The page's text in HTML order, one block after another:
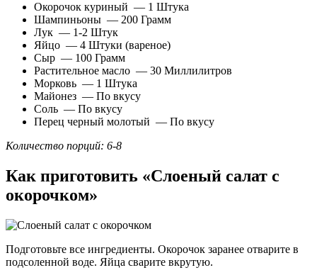
Окорочок куриный — 1 Штука
Шампиньоны — 200 Грамм
Лук — 1-2 Штук
Яйцо — 4 Штуки (вареное)
Сыр — 100 Грамм
Растительное масло — 30 Миллилитров
Морковь — 1 Штука
Майонез — По вкусу
Соль — По вкусу
Перец черный молотый — По вкусу
Количество порций: 6-8
Как приготовить «Слоеный салат с
окорочком»
Подготовьте все ингредиенты. Окорочок заранее отварите в
подсоленной воде. Яйца сварите вкрутую.